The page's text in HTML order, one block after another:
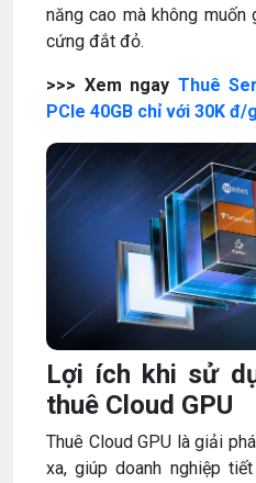
năng cao mà không
cứng đắt đỏ.
>>> Xem ngay Thuê
PCIe 40GB chỉ với 30K đ/
Lợi ích khi sử
thuê Cloud GPU
Thuê Cloud GPU là giải
xa, giúp doanh nghiệp